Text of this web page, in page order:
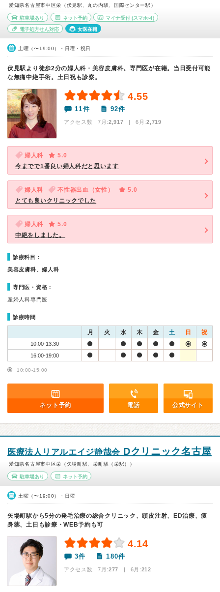
愛知県名古屋市中区栄（伏見駅、丸の内駅、国際センター駅）
駐車場あり ネット予約 マイナ受付 (スマホ可)
電子処方せん対応 女医在籍
土曜（〜19:00）・日曜・祝日
伏見駅より徒歩2分の婦人科・美容皮膚科。専門医が在籍。当日受付可能
な無痛中絶手術。土日祝も診察。
4.55
11件 92件
アクセス数 7月:2,917 | 6月:2,719
婦人科
5.0
今までで1番良い婦人科だと思います
婦人科 不性器出血（女性）
5.0
とても良いクリニックでした
婦人科
5.0
中絶をしました。
診療科目：
美容皮膚科、婦人科
専門医・資格：
産婦人科専門医
診療時間
月 火 水 木 金 土 日 祝
10:00-13:30
16:00-19:00
10:00-15:00
ネット予約 電話 公式サイト
医療法人リアルエイジ静哉会 Dクリニック名古屋
愛知県名古屋市中区栄（矢場町駅、栄町駅（栄駅））
駐車場あり ネット予約
土曜（〜19:00）・日曜
矢場町駅から5分の発毛治療の総合クリニック、頭皮注射、ED治療、痩
身薬、土日も診療・WEB予約も可
4.14
3件 180件
アクセス数 7月:277 | 6月:212